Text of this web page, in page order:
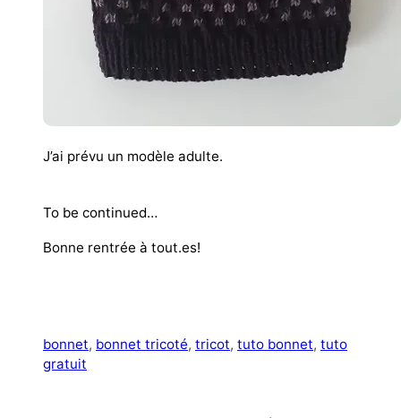
J’ai prévu un modèle adulte.
To be continued…
Bonne rentrée à tout.es!
bonnet, bonnet tricoté, tricot, tuto bonnet, tuto
gratuit